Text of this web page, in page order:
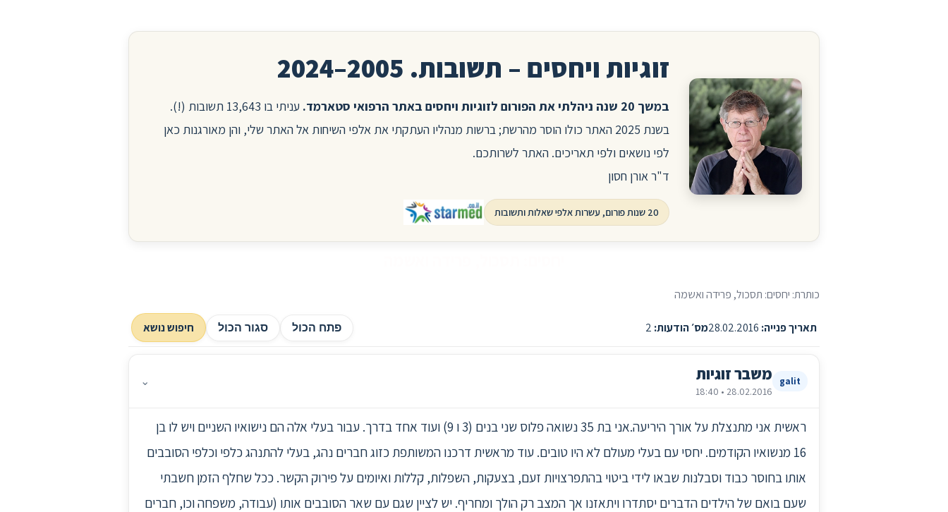
זוגיות ויחסים – תשובות. 2005–2024
במשך 20 שנה ניהלתי את הפורום לזוגיות ויחסים באתר הרפואי סטארמד.
עניתי בו 13,643 תשובות (!).
בשנת 2025 האתר כולו הוסר מהרשת; ברשות מנהליו העתקתי את אלפי השיחות אל האתר שלי, והן מאורגנות כאן
לפי נושאים ולפי תאריכים. האתר לשרותכם.
ד"ר אורן חסון
20 שנות פורום, עשרות אלפי שאלות ותשובות
כותרת: יחסים: תסכול, פרידה ואשמה
תאריך פנייה: מס׳ הודעות: פתח הכול סגור הכול חיפוש נושא
galit משבר זוגיות
28.02.2016 • 18:40
⌄
ראשית אני מתנצלת על אורך היריעה.אני בת 35 נשואה פלוס שני בנים (3 ו 9) ועוד אחד בדרך. עבור בעלי אלה הם נישואיו השניים ויש לו בן
16 מנשואיו הקודמים. יחסי עם בעלי מעולם לא היו טובים. עוד מראשית דרכנו המשותפת כזוג חברים נהג, בעלי להתנהג כלפי וכלפי הסובבים
אותו בחוסר כבוד וסבלנות שבאו לידי ביטוי בהתפרצויות זעם, בצעקות, השפלות, קללות ואיומים על פירוק הקשר. ככל שחלף הזמן חשבתי
שעם בואם של הילדים הדברים יסתדרו ויתאזנו אך המצב רק הולך ומחריף. יש לציין שגם עם שאר הסובבים אותו (עבודה, משפחה וכו, חברים